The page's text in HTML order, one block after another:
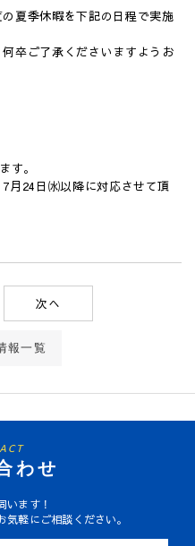
夏季休暇を下記の日程で実施
卒ご了承くださいますようお
す。
月24日㈬以降に対応させて頂
次へ
報一覧
わせ
います！
軽にご相談ください。